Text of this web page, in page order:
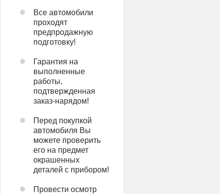
Все автомобили
проходят
предпродажную
подготовку!
Гарантия на
выполненные
работы,
подтвержденная
заказ-нарядом!
Перед покупкой
автомобиля Вы
можете проверить
его на предмет
окрашенных
деталей с прибором!
Провести осмотр